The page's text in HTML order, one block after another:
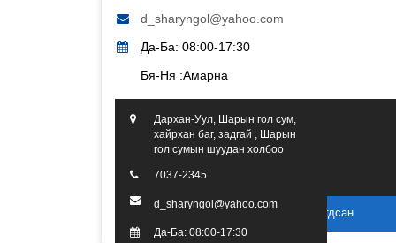
d_sharyngol@yahoo.com
Да-Ба: 08:00-17:30
Бя-Ня :Амарна
Дархан-Уул, Шарын гол сум,
хайрхан баг, задгай , Шарын
гол сумын шуудан холбоо
7037-2345
d_sharyngol@yahoo.com
Да-Ба: 08:00-17:30
2016 он. Бүх эрх хуулиар хамгаалагдсан